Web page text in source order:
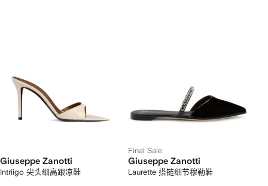
Giuseppe Zanotti
Intriigo 尖头细高跟凉鞋
Final Sale
Giuseppe Zanotti
Laurette 搭链细节穆勒鞋